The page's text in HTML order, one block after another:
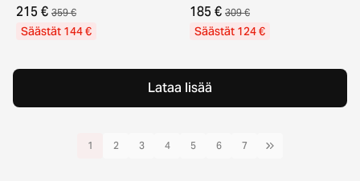
215 € 359 €
Säästät 144 €
185 € 309 €
Säästät 124 €
Lataa lisää
1 2 3 4 5 6 7